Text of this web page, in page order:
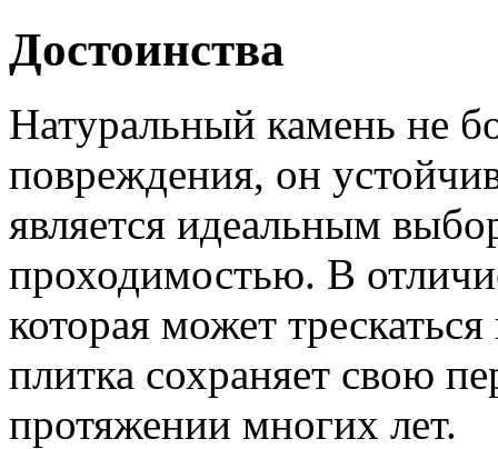
Достоинства
Натуральный камень не
повреждения, он
является идеальным
проходимостью. В
которая может
плитка сохраняет свою
протяжении многих лет.